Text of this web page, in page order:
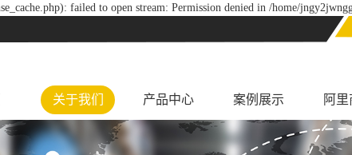
failed to open stream: Permission denied in /home/
关于我们 产品中心 案例展示 阿